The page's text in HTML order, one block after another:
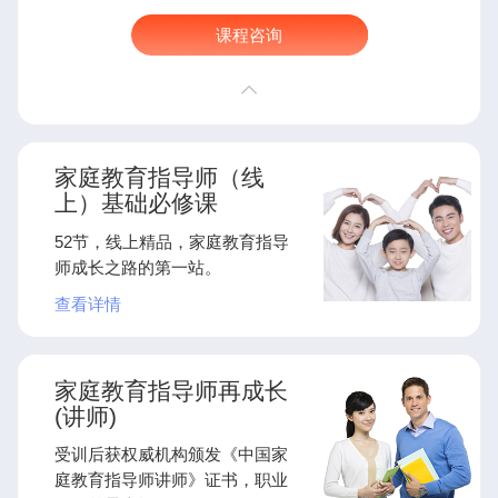
课程咨询
家庭教育指导师（线
上）基础必修课
52节，线上精品，家庭教育指导
师成长之路的第一站。
查看详情
家庭教育指导师再成长
(讲师)
受训后获权威机构颁发《中国家
庭教育指导师讲师》证书，职业